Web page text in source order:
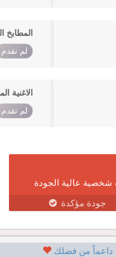
المطابخ
لم تقدم
الاغنية
لم تقدم
شخصية عالية الجودة
جودة مؤكدة
داعماً من فضلك